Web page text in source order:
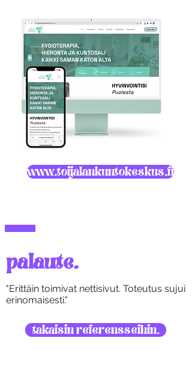
www.toijalankuntokeskus.fi
palaute.
"Erittäin toimivat nettisivut. Toteutus sujui
erinomaisesti."
takaisin referensseihin.